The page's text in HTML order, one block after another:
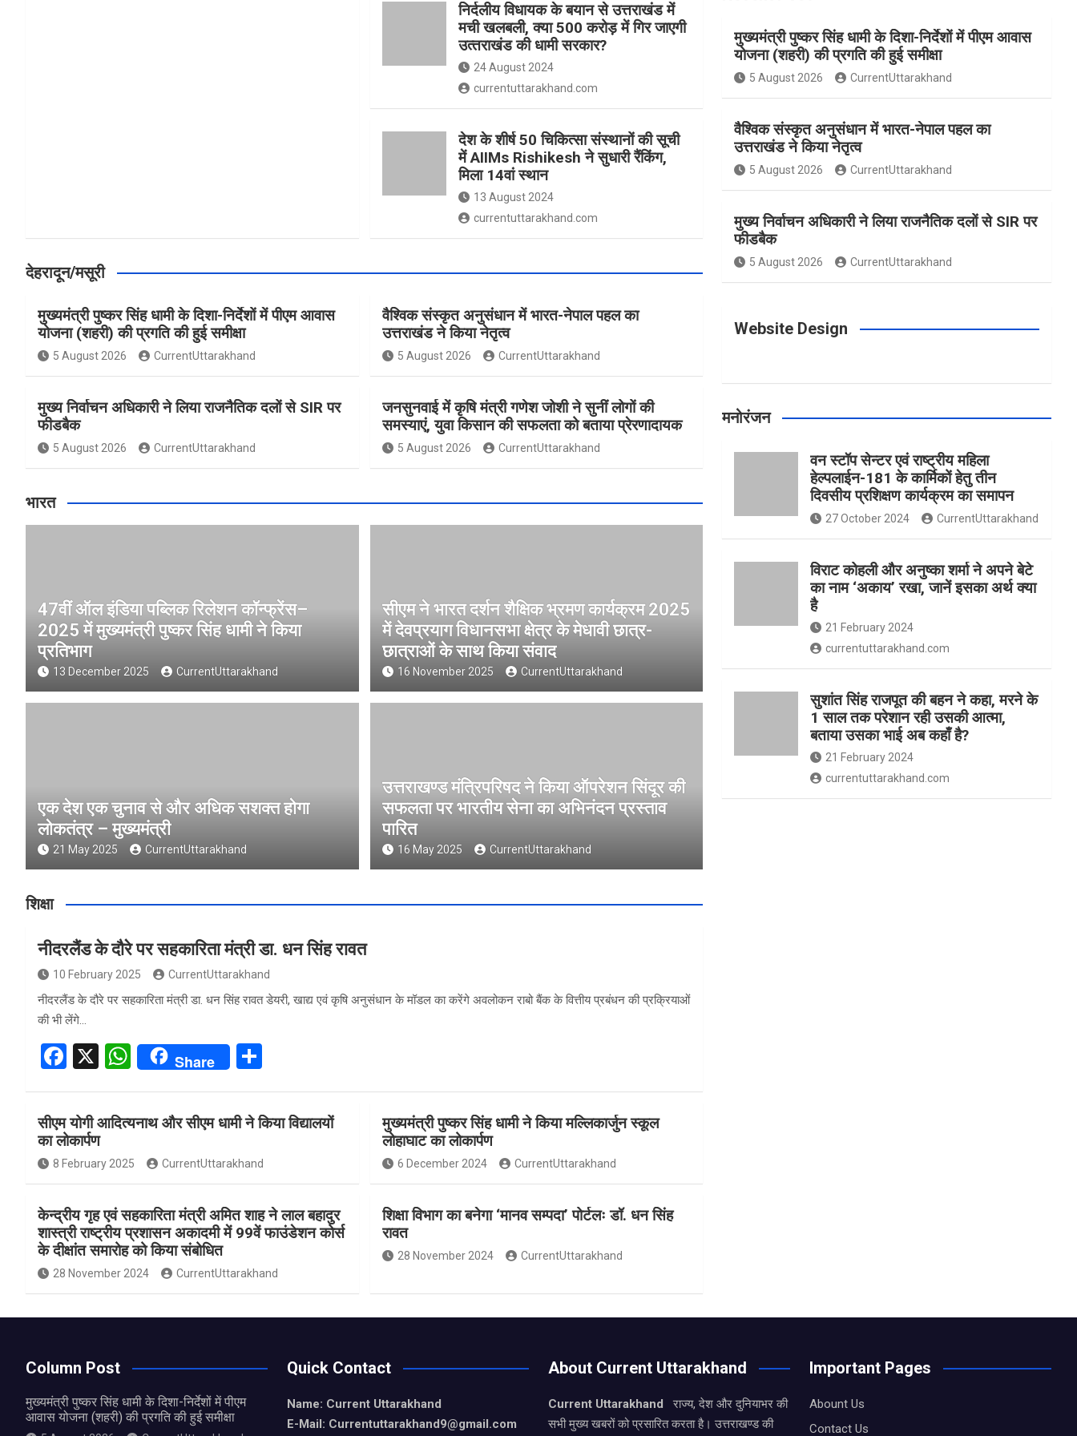
निर्दलीय विधायक के बयान से उत्तराखंड में
मची खलबली, क्‍या 500 करोड़ में गिर जाएगी
उत्‍तराखंड की धामी सरकार?
24 August 2024
currentuttarakhand.com
देश के शीर्ष 50 चिकित्सा संस्थानों की सूची
में AIIMs Rishikesh ने सुधारी रैंकिंग,
मिला 14वां स्थान
13 August 2024
currentuttarakhand.com
देहरादून/मसूरी
मुख्यमंत्री पुष्कर सिंह धामी के दिशा-निर्देशों में पीएम आवास
योजना (शहरी) की प्रगति की हुई समीक्षा
5 August 2026 CurrentUttarakhand
वैश्विक संस्कृत अनुसंधान में भारत-नेपाल पहल का
उत्तराखंड ने किया नेतृत्व
5 August 2026 CurrentUttarakhand
मुख्य निर्वाचन अधिकारी ने लिया राजनैतिक दलों से SIR पर
फीडबैक
5 August 2026 CurrentUttarakhand
जनसुनवाई में कृषि मंत्री गणेश जोशी ने सुनीं लोगों की
समस्याएं, युवा किसान की सफलता को बताया प्रेरणादायक
5 August 2026 CurrentUttarakhand
भारत
47वीं ऑल इंडिया पब्लिक रिलेशन कॉन्फ्रेंस–
2025 में मुख्यमंत्री पुष्कर सिंह धामी ने किया
प्रतिभाग
13 December 2025 CurrentUttarakhand
सीएम ने भारत दर्शन शैक्षिक भ्रमण कार्यक्रम 2025
में देवप्रयाग विधानसभा क्षेत्र के मेधावी छात्र-
छात्राओं के साथ किया संवाद
16 November 2025 CurrentUttarakhand
एक देश एक चुनाव से और अधिक सशक्त होगा
लोकतंत्र – मुख्यमंत्री
21 May 2025 CurrentUttarakhand
उत्तराखण्ड मंत्रिपरिषद ने किया ऑपरेशन सिंदूर की
सफलता पर भारतीय सेना का अभिनंदन प्रस्ताव
पारित
16 May 2025 CurrentUttarakhand
शिक्षा
नीदरलैंड के दौरे पर सहकारिता मंत्री डा. धन सिंह रावत
10 February 2025 CurrentUttarakhand
नीदरलैंड के दौरे पर सहकारिता मंत्री डा. धन सिंह रावत डेयरी, खाद्य एवं कृषि अनुसंधान के मॉडल का करेंगे अवलोकन राबो बैंक के वित्तीय प्रबंधन की प्रक्रियाओं
की भी लेंगे…
F
ce
b
o
o
k
X
W
s
A
p
p
Share
ar
e
सीएम योगी आदित्यनाथ और सीएम धामी ने किया विद्यालयों
का लोकार्पण
8 February 2025 CurrentUttarakhand
मुख्यमंत्री पुष्कर सिंह धामी ने किया मल्लिकार्जुन स्कूल
लोहाघाट का लोकार्पण
6 December 2024 CurrentUttarakhand
केन्द्रीय गृह एवं सहकारिता मंत्री अमित शाह ने लाल बहादुर
शास्त्री राष्ट्रीय प्रशासन अकादमी में 99वें फाउंडेशन कोर्स
के दीक्षांत समारोह को किया संबोधित
28 November 2024 CurrentUttarakhand
शिक्षा विभाग का बनेगा ‘मानव सम्पदा’ पोर्टलः डॉ. धन सिंह
रावत
28 November 2024 CurrentUttarakhand
e
b
o
o
t
a
g
r
t
e
e
t
r
u
e
मुख्यमंत्री पुष्कर सिंह धामी के दिशा-निर्देशों में पीएम आवास
योजना (शहरी) की प्रगति की हुई समीक्षा
5 August 2026 CurrentUttarakhand
वैश्विक संस्कृत अनुसंधान में भारत-नेपाल पहल का
उत्तराखंड ने किया नेतृत्व
5 August 2026 CurrentUttarakhand
मुख्य निर्वाचन अधिकारी ने लिया राजनैतिक दलों से SIR पर
फीडबैक
5 August 2026 CurrentUttarakhand
Website Design
मनोरंजन
वन स्टॉप सेन्टर एवं राष्ट्रीय महिला
हेल्पलाईन-181 के कार्मिकों हेतु तीन
दिवसीय प्रशिक्षण कार्यक्रम का समापन
27 October 2024 CurrentUttarakhand
विराट कोहली और अनुष्का शर्मा ने अपने बेटे
का नाम ‘अकाय’ रखा, जानें इसका अर्थ क्‍या
है
21 February 2024
currentuttarakhand.com
सुशांत सिंह राजपूत की बहन ने कहा, मरने के
1 साल तक परेशान रही उसकी आत्मा,
बताया उसका भाई अब कहाँ है?
21 February 2024
currentuttarakhand.com
Column Post
मुख्यमंत्री पुष्कर सिंह धामी के दिशा-निर्देशों में पीएम
आवास योजना (शहरी) की प्रगति की हुई समीक्षा
Quick Contact
Name: Current Uttarakhand
E-Mail: Currentuttarakhand9@gmail.com
About Current Uttarakhand
Current Uttarakhand
राज्य, देश और दुनियाभर की
सभी मुख्य खबरों को प्रसारित करता है। उत्तराखण्ड की
Important Pages
Abount Us
Contact Us